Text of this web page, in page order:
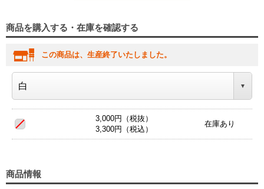
商品を購入する・在庫を確認する
この商品は、生産終了いたしました。
3,000円（税抜）
3,300円（税込）
在庫あり
商品情報